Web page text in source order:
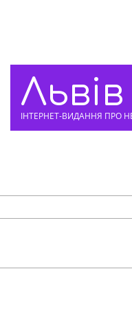
ІНТЕРНЕТ-ВИДАННЯ ПРО
Menu